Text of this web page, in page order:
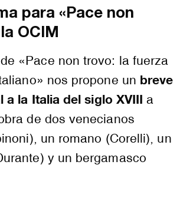
para «Pace non
OCIM
«Pace non trovo: la fuerza
nos propone un breve
a la Italia del siglo XVIII a
de dos venecianos
un romano (Corelli), un
y un bergamasco